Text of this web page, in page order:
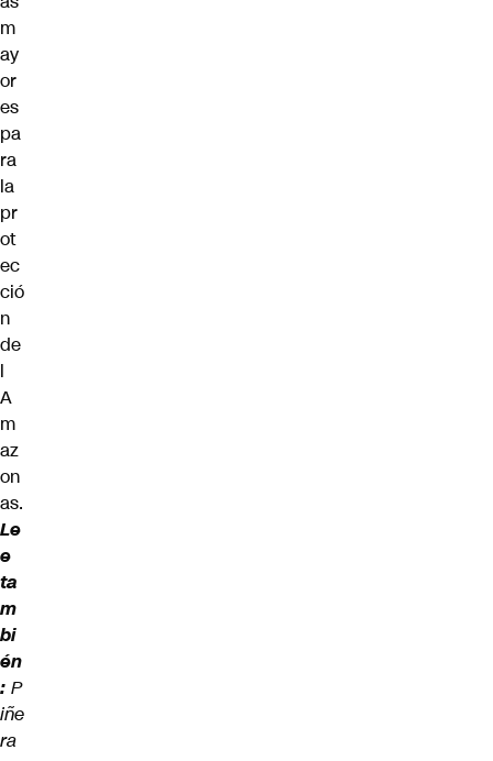
m
ay
or
es
pa
ra
la
pr
ot
ec
ció
n
de
l
A
m
az
on
as.
Le
e
ta
m
bi
én
: P
iñe
ra